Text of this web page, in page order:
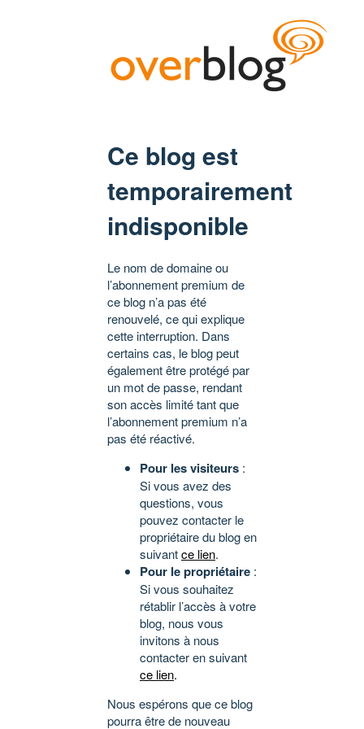
Ce blog est
temporairement
indisponible
Le nom de domaine ou
l’abonnement premium de
ce blog n’a pas été
renouvelé, ce qui explique
cette interruption. Dans
certains cas, le blog peut
également être protégé par
un mot de passe, rendant
son accès limité tant que
l’abonnement premium n’a
pas été réactivé.
Pour les visiteurs :
Si vous avez des
questions, vous
pouvez contacter le
propriétaire du blog en
suivantce lien.
Pour le propriétaire :
Si vous souhaitez
rétablir l’accès à votre
blog, nous vous
invitons à nous
contacter en suivant
ce lien.
Nous espérons que ce blog
pourra être de nouveau